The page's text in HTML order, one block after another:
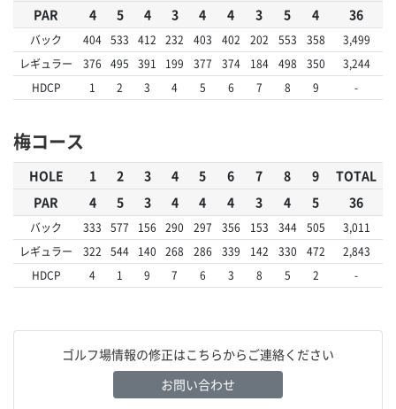
PAR
4 5 4 3 4 4 3 5 4 36
バック 404 533 412 232 403 402 202 553 358
3,499
レギュラー
376 495 391 199 377 374 184 498 350
3,244
HDCP
1 2 3 4 5 6 7 8 9 -
梅コース
HOLE 1 2 3 4 5 6 7 8 9
TOTAL
PAR
4 5 3 4 4 4 3 4 5 36
バック 333 577 156 290 297 356 153 344 505
3,011
レギュラー
322 544 140 268 286 339 142 330 472
2,843
HDCP
4 1 9 7 6 3 8 5 2 -
ゴルフ場情報の修正はこちらからご連絡ください
お問い合わせ